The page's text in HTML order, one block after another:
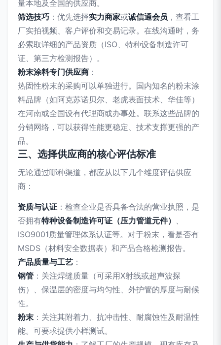
量本地及全国的供应商。
筛选技巧 ：优先选择实力商家或诚信通会员 ，查看工
厂实拍视频、客户评价和交易记录。在线沟通时，务
必索取详细的产品资质（ISO、特种设备制造许可
证、第三方检测报告）。
粉末涂料专门供应商 ：
热固性粉末的采购可以单独进行。国内知名的粉末涂
料品牌（如阿克苏诺贝尔、老虎表面技术、华佳等）
在河南或全国设有代理商或办事处。联系这些品牌的
分销网络，可以获得性能更稳定、技术支撑更强的产
品。
三、选择供应商的核心评估标准
无论通过哪种渠道，都应从以下几个维度评估供应
商：
资质与认证 ：检查企业是否具备合法的营业执照，是
否拥有特种设备制造许可证（压力管道元件）
ISO9001质量管理体系认证等。对于粉末，看是否有
MSDS（材料安全数据表）和产品合格检测报告。
产品质量与工艺 ：
钢管 ：关注焊缝质量（可采用X射线或超声波探
伤）、保温层的密度与均匀性、外护管的厚度与耐候
性。
粉末 ：关注其附着力、抗冲击性、耐腐蚀性及耐温性
能。可要求提供小样测试。